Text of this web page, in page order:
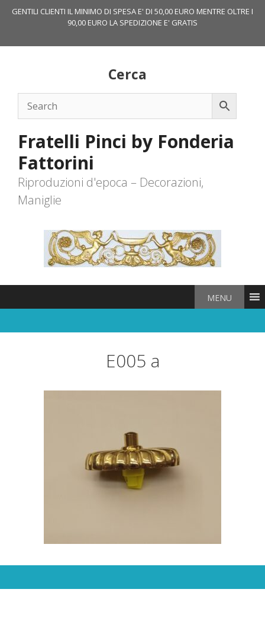
GENTILI CLIENTI IL MINIMO DI SPESA E' DI 50,00 EURO MENTRE OLTRE I
90,00 EURO LA SPEDIZIONE E' GRATIS
Cerca
Fratelli Pinci by Fonderia
Fattorini
Riproduzioni d'epoca – Decorazioni,
Maniglie
MENU
E005 a